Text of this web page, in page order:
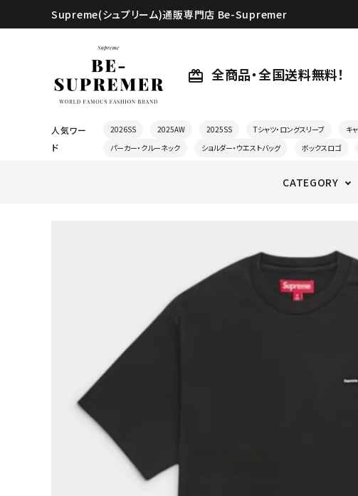
Supreme(シュプリーム)通販専門店 Be-Supremer
card_giftcard 全商品・全国送料無料！
人気ワー
ド
2026SS 2025AW 2025SS Tシャツ・ロングスリーブ
キ
パーカー・クルーネック
ショルダー・ウエストバッグ ボックスロゴ
CATEGORY